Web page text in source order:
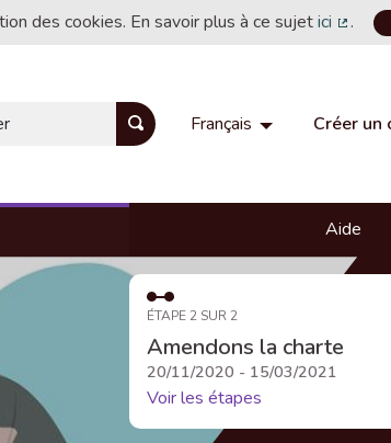
des cookies. En savoir plus à ce sujetici .
Français Choisir la langue
Créer un
Aide
ÉTAPE 2 SUR 2
Amendons la charte
20/11/2020 - 15/03/2021
Voir les étapes